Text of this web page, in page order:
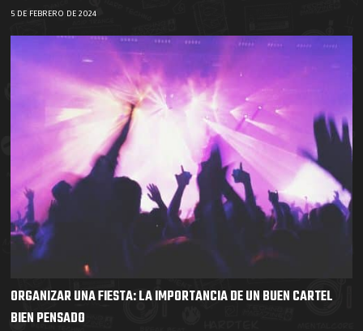
5 DE FEBRERO DE 2024
ORGANIZAR UNA FIESTA: LA IMPORTANCIA DE UN BUEN CARTEL
BIEN PENSADO